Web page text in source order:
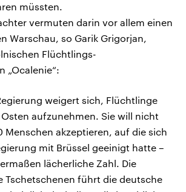
müssten.
vermuten darin vor allem einen
Warschau, so Garik Grigorjan,
Flüchtlings-
„Ocalenie“:
weigert sich, Flüchtlinge
aufzunehmen. Sie will nicht
Menschen akzeptieren, auf die sich
mit Brüssel geeinigt hatte –
lächerliche Zahl. Die
Tschetschenen führt die deutsche